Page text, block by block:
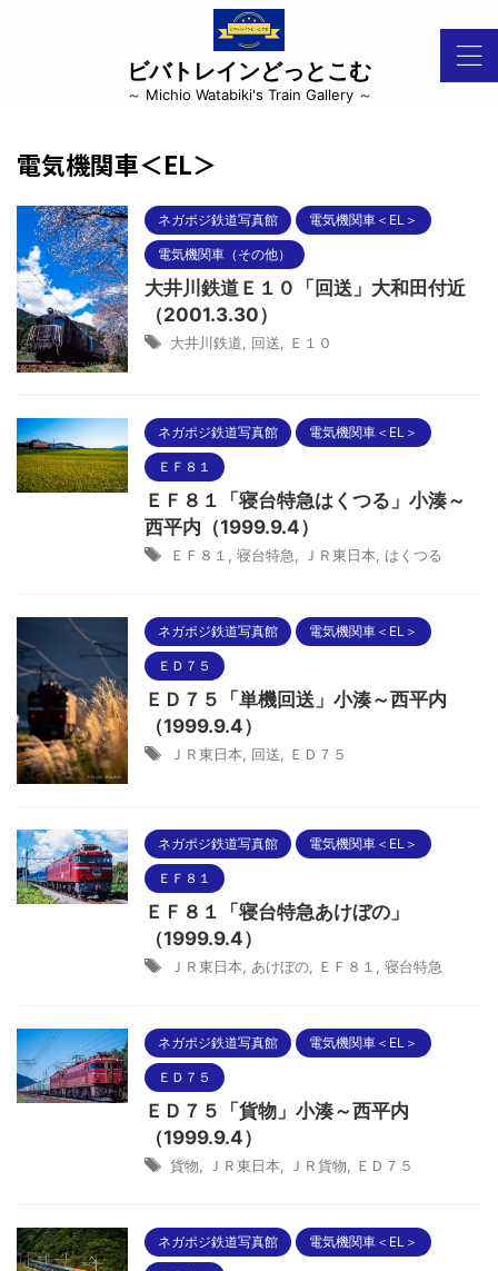
ビバトレインどっとこむ
～ Michio Watabiki's Train Gallery ～
電気機関車＜EL＞
ネガポジ鉄道写真館 電気機関車＜EL＞
電気機関車（その他）
大井川鉄道Ｅ１０「回送」大和田付近
（2001.3.30）
大井川鉄道 回送 Ｅ１０
ネガポジ鉄道写真館 電気機関車＜EL＞
ＥＦ８１
ＥＦ８１「寝台特急はくつる」小湊～
西平内（1999.9.4）
ＥＦ８１ 寝台特急 ＪＲ東日本 はくつる
ネガポジ鉄道写真館 電気機関車＜EL＞
ＥＤ７５
ＥＤ７５「単機回送」小湊～西平内
（1999.9.4）
ＪＲ東日本 回送 ＥＤ７５
ネガポジ鉄道写真館 電気機関車＜EL＞
ＥＦ８１
ＥＦ８１「寝台特急あけぼの」
（1999.9.4）
ＪＲ東日本 あけぼの ＥＦ８１ 寝台特急
ネガポジ鉄道写真館 電気機関車＜EL＞
ＥＤ７５
ＥＤ７５「貨物」小湊～西平内
（1999.9.4）
貨物 ＪＲ東日本 ＪＲ貨物 ＥＤ７５
ネガポジ鉄道写真館 電気機関車＜EL＞